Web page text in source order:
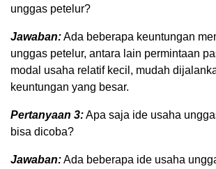
unggas petelur?
Jawaban:Ada beberapa keuntungan
unggas petelur, antara lain permintaan
modal usaha relatif kecil, mudah
keuntungan yang besar.
Pertanyaan 3:Apa saja ide usaha
bisa dicoba?
Jawaban:Ada beberapa ide usaha